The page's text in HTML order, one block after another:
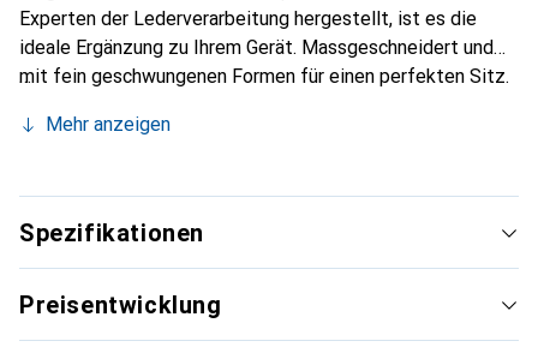
Experten der Lederverarbeitung hergestellt, ist es die
ideale Ergänzung zu Ihrem Gerät. Massgeschneidert und
mit fein geschwungenen Formen für einen perfekten Sitz.
Smartphone. Die Marke Noreve ist international für ihre
für den anspruchsvollen Kunden.
Mehr anzeigen
Spezifikationen
Preisentwicklung